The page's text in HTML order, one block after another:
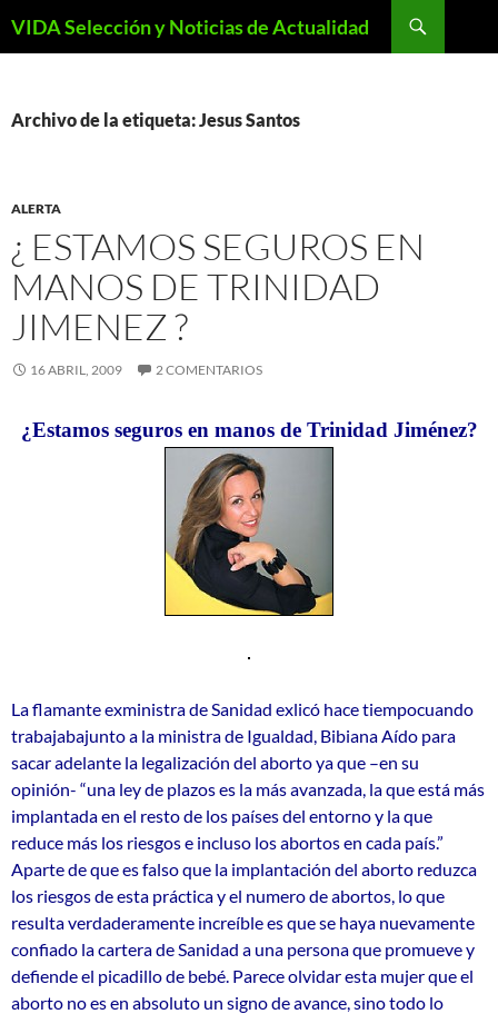
VIDA Selección y Noticias de Actualidad
Archivo de la etiqueta: Jesus Santos
ALERTA
¿ ESTAMOS SEGUROS EN
MANOS DE TRINIDAD
JIMENEZ ?
16 ABRIL, 2009 2 COMENTARIOS
¿Estamos seguros en manos de Trinidad Jiménez?
La flamante exministra de Sanidad exlicó hace tiempocuando
trabajabajunto a la ministra de Igualdad, Bibiana Aído para
sacar adelante la legalización del aborto ya que –en su
opinión- “una ley de plazos es la más avanzada, la que está más
implantada en el resto de los países del entorno y la que
reduce más los riesgos e incluso los abortos en cada país.”
Aparte de que es falso que la implantación del aborto reduzca
los riesgos de esta práctica y el numero de abortos, lo que
resulta verdaderamente increíble es que se haya nuevamente
confiado la cartera de Sanidad a una persona que promueve y
defiende el picadillo de bebé. Parece olvidar esta mujer que el
aborto no es en absoluto un signo de avance, sino todo lo